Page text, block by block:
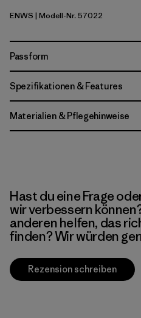
Earthen: Weathered Stone
ENWS | Modell-Nr. 57022
Passform
Spezifikationen & Features
Materialien & Pflegehinweise
Hast du eine Frage
wir verbessern
anderen helfen, das
finden? Wir würden
Rezension schreiben